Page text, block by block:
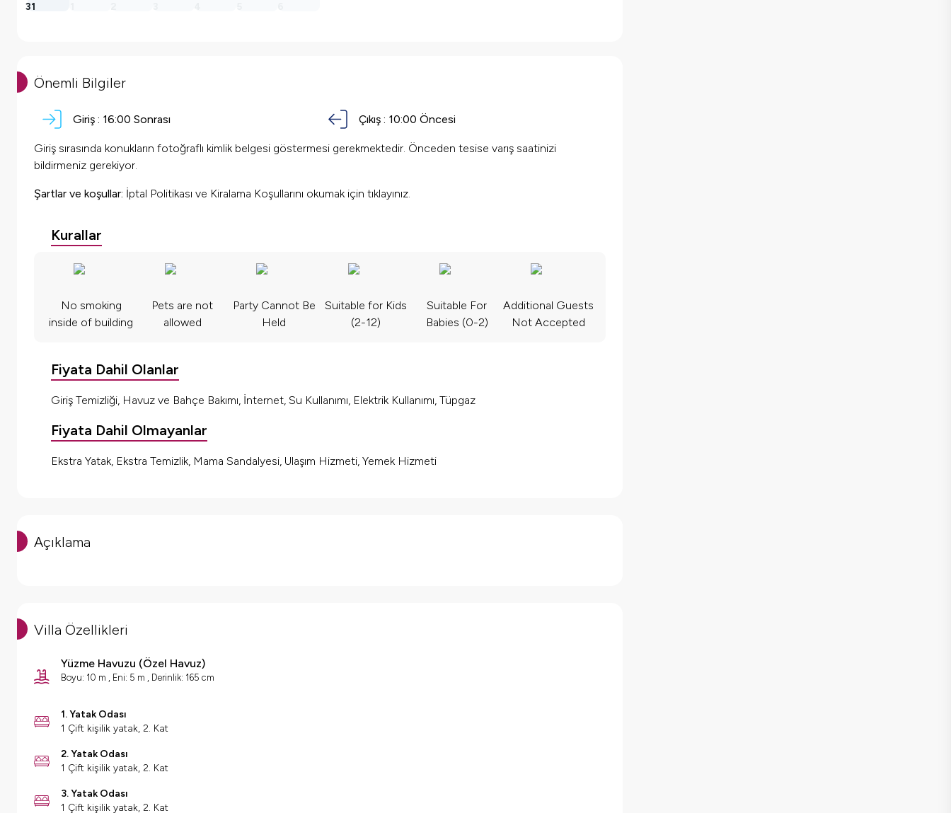
31
Önemli Bilgiler
Giriş : 16:00 Sonrası Çıkış : 10:00 Öncesi
Giriş sırasında konukların fotoğraflı kimlik belgesi göstermesi gerekmektedir. Önceden tesise varış saatinizi
bildirmeniz gerekiyor.
Şartlar ve koşullar: İptal Politikası ve Kiralama Koşullarını okumak için tıklayınız.
Kurallar
No smoking
inside of building
Pets are not
allowed
Party Cannot Be
Held
Suitable for Kids
(2-12)
Suitable For
Babies (0-2)
Additional Guests
Not Accepted
Fiyata Dahil Olanlar
Giriş Temizliği, Havuz ve Bahçe Bakımı, İnternet, Su Kullanımı, Elektrik Kullanımı, Tüpgaz
Fiyata Dahil Olmayanlar
Ekstra Yatak, Ekstra Temizlik, Mama Sandalyesi, Ulaşım Hizmeti, Yemek Hizmeti
Açıklama
Villa Özellikleri
Yüzme Havuzu (Özel Havuz)
Boyu: 10 m , Eni: 5 m , Derinlik: 165 cm
1. Yatak Odası
1 Çift kişilik yatak, 2. Kat
2. Yatak Odası
1 Çift kişilik yatak, 2. Kat
3. Yatak Odası
1 Çift kişilik yatak, 2. Kat